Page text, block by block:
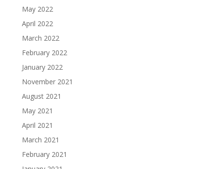
May 2022
April 2022
March 2022
February 2022
January 2022
November 2021
August 2021
May 2021
April 2021
March 2021
February 2021